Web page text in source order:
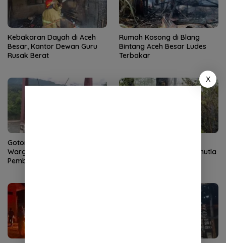
Kebakaran Dayah di Aceh
Besar, Kantor Dewan Guru
Rusak Berat
Rumah Kosong di Blang
Bintang Aceh Besar Ludes
Terbakar
Gotong Royong TNI dan
Warga Percepat
Pembangunan Jembatan
Polda Aceh Tangani Karhutla
X